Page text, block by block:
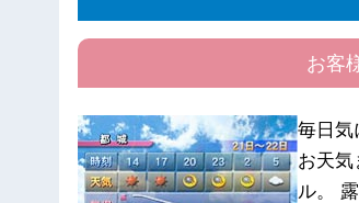
お客
毎日気
お天気
ル。